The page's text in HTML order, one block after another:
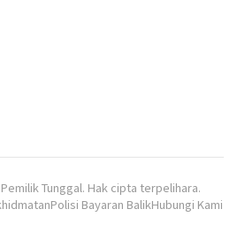
Pemilik Tunggal. Hak cipta terpelihara.
Polisi Bayaran BalikHubungi Kami